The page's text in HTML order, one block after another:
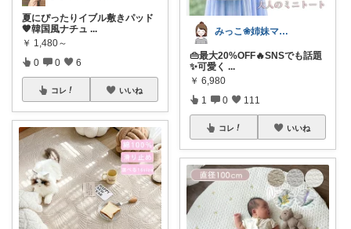
夏にぴったりイブル敷きパッド
🧡韓国風ナチュ ...
￥ 1,480～
0 0 6
コレ いいね
みっこ❀姉妹ママ👭
👜最大20%OFF🔥SNSでも話題
✨可愛く ...
￥ 6,980
1 0 111
コレ いいね